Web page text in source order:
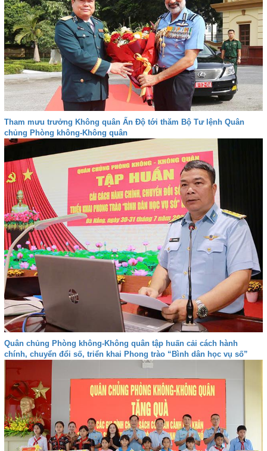
Tham mưu trưởng Không quân Ấn Độ tới thăm Bộ Tư lệnh Quân
chủng Phòng không-Không quân
Quân chủng Phòng không-Không quân tập huấn cải cách hành
chính, chuyển đổi số, triển khai Phong trào “Bình dân học vụ số”